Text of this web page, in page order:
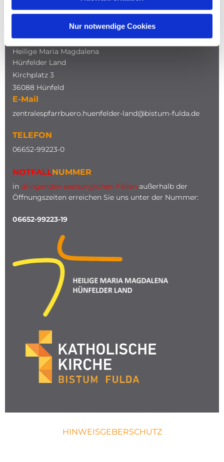
Nur notwendige Cookies
Katholische Kirche
Heilige Maria Magdalena
Hünfelder Land
Kirchplatz 3
36088 Hünfeld
E-Mail
zentralespfarrbuero.huenfelder-land@bistum-fulda.de
TELEFON
06652-99223-0
NOTFALLNUMMER
in dringenden seelsorglichen Fällen außerhalb der
Öffnungszeiten erreichen Sie uns unter der Nummer:
06652-99223-19
HINWEISGEBERSCHUTZ